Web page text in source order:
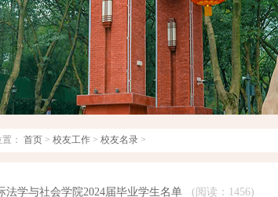
： 首页 > 校友工作 > 校友名录 >
法学与社会学院2024届毕业学生名单 (阅读： 1456)